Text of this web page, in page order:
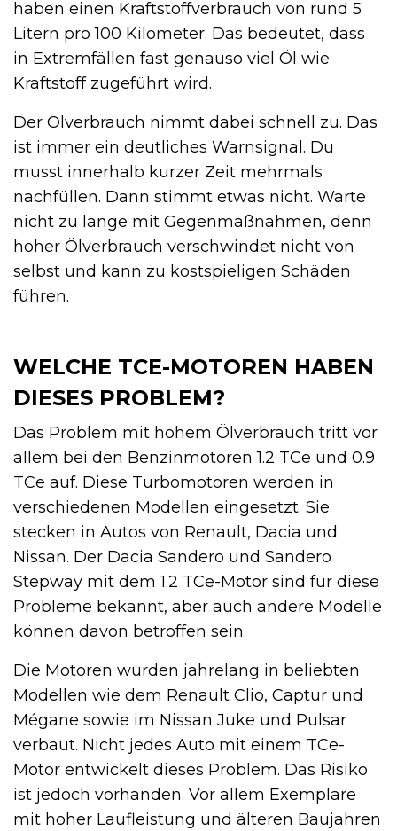
haben einen Kraftstoffverbrauch von rund 5
Litern pro 100 Kilometer. Das bedeutet, dass
in Extremfällen fast genauso viel Öl wie
Kraftstoff zugeführt wird.
Der Ölverbrauch nimmt dabei schnell zu. Das
ist immer ein deutliches Warnsignal. Du
musst innerhalb kurzer Zeit mehrmals
nachfüllen. Dann stimmt etwas nicht. Warte
nicht zu lange mit Gegenmaßnahmen, denn
hoher Ölverbrauch verschwindet nicht von
selbst und kann zu kostspieligen Schäden
führen.
WELCHE TCE-MOTOREN HABEN
DIESES PROBLEM?
Das Problem mit hohem Ölverbrauch tritt vor
allem bei den Benzinmotoren 1.2 TCe und 0.9
TCe auf. Diese Turbomotoren werden in
verschiedenen Modellen eingesetzt. Sie
stecken in Autos von Renault, Dacia und
Nissan. Der Dacia Sandero und Sandero
Stepway mit dem 1.2 TCe-Motor sind für diese
Probleme bekannt, aber auch andere Modelle
können davon betroffen sein.
Die Motoren wurden jahrelang in beliebten
Modellen wie dem Renault Clio, Captur und
Mégane sowie im Nissan Juke und Pulsar
verbaut. Nicht jedes Auto mit einem TCe-
Motor entwickelt dieses Problem. Das Risiko
ist jedoch vorhanden. Vor allem Exemplare
mit hoher Laufleistung und älteren Baujahren